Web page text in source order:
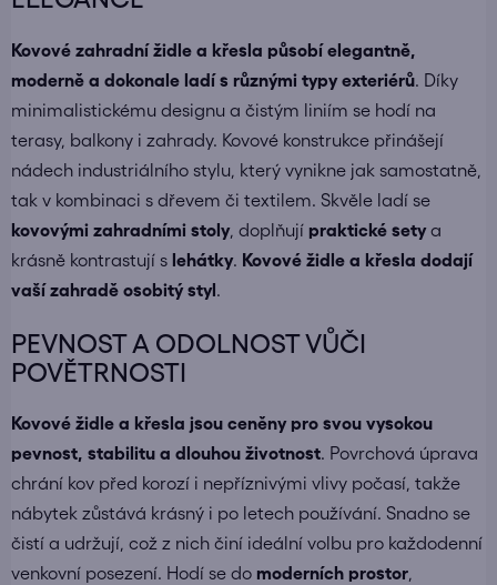
Kovové zahradní židle a křesla působí elegantně,
moderně a dokonale ladí s různými typy exteriérů . Díky
minimalistickému designu a čistým liniím se hodí na
terasy, balkony i zahrady. Kovové konstrukce přinášejí
nádech industriálního stylu, který vynikne jak samostatně,
tak v kombinaci s dřevem či textilem. Skvěle ladí se
kovovými zahradními stoly, doplňují praktické setya
krásně kontrastují s lehátky. Kovové židle a křesla dodají
vaší zahradě osobitý styl
PEVNOST A ODOLNOST VŮČI
POVĚTRNOSTI
Kovové židle a křesla jsou ceněny pro svou vysokou
pevnost, stabilitu a dlouhou životnost. Povrchová úprava
chrání kov před korozí i nepříznivými vlivy počasí, takže
nábytek zůstává krásný i po letech používání. Snadno se
čistí a udržují, což z nich činí ideální volbu pro každodenní
venkovní posezení. Hodí se do moderních prostor